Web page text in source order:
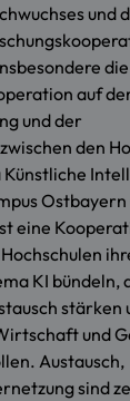
und
die
auf
und der
den
Ostbayern
eine
KI bündeln,
stärken
und
Austausch,
sind